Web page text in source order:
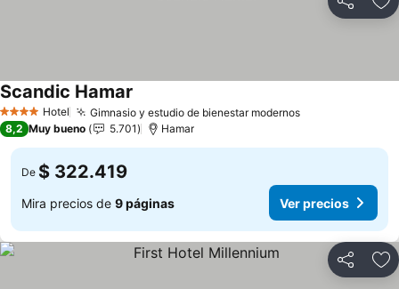
Compartir
4 EstrellasHotel Gimnasio y estudio de bienestar modernos
Scandic Hamar
8,2 Muy bueno 5.701 Hamar
De $ 322.419
Mira precios de 9 páginas Ver precios
Compartir